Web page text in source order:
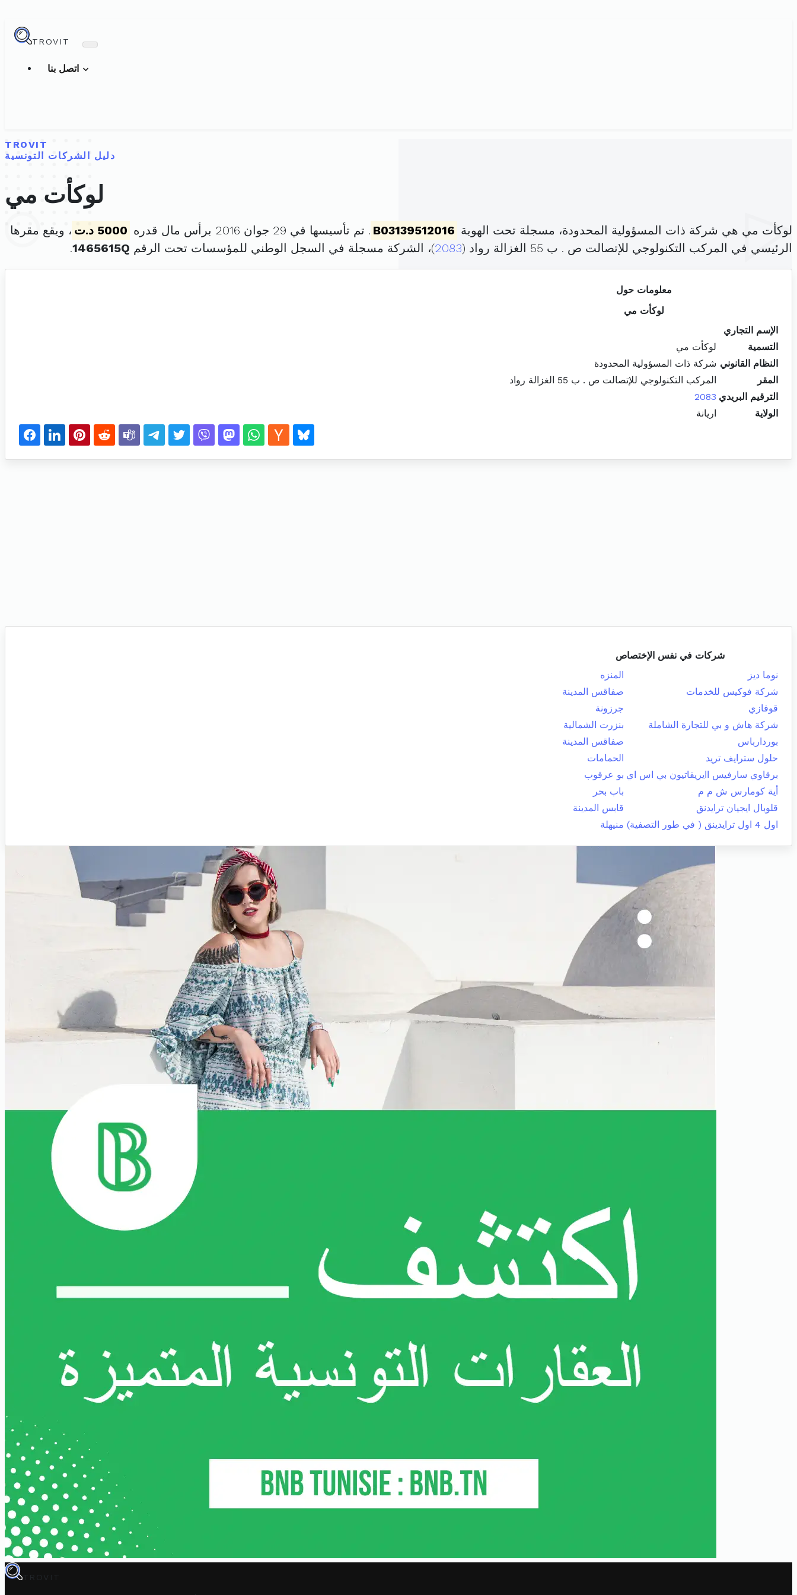
TROVIT
TROVIT
دليل الشركات التونسية
لوكأت مي
لوكأت مي هي شركة ذات المسؤولية المحدودة، مسجلة تحت الهوية B03139512016 . تم تأسيسها في 29 جوان 2016 برأس مال قدره 5000 د.ت
، ويقع مقرها
الرئيسي في المركب التكنولوجي للإتصالت ص . ب 55 الغزالة رواد (
2083)، الشركة مسجلة في السجل الوطني للمؤسسات تحت الرقم 1465615Q
.
معلومات حول
لوكأت مي
الإسم التجاري
التسمية
لوكأت مي
النظام القانوني شركة ذات المسؤولية المحدودة
المقر
المركب التكنولوجي للإتصالت ص . ب 55 الغزالة رواد
الترقيم البريدي 2083
الولاية
اريانة
شركات في نفس الإختصاص
نوما ديز
المنزه
شركة فوكيس للخدمات
صفاقس المدينة
قوفازي
جرزونة
شركة هاش و بي للتجارة الشاملة
بنزرت الشمالية
بوردارباس
صفاقس المدينة
حلول سترايف تريد
الحمامات
برقاوي سارفيس اايريقاتيون بي اس اي بو عرقوب
أية كومارس ش م م
باب بحر
قلوبال ايجيان ترايدنق
قابس المدينة
اول 4 اول ترايدينق ( في طور التصفية)
منيهلة
TROVIT